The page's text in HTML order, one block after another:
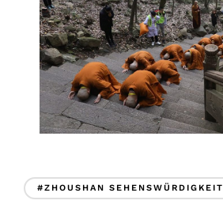
#ZHOUSHAN SEHENSWÜRDIGKEIT